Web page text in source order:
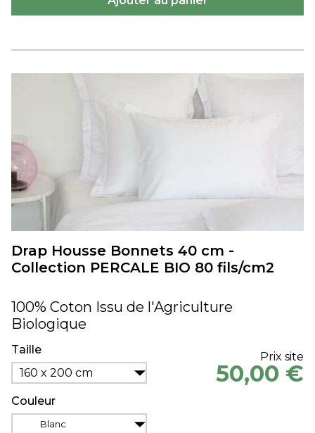
Drap Housse Bonnets 40 cm -
Collection PERCALE BIO 80 fils/cm2
100% Coton Issu de l'Agriculture
Biologique
Taille
160 x 200 cm
Couleur
Blanc
Prix site
50,00 €